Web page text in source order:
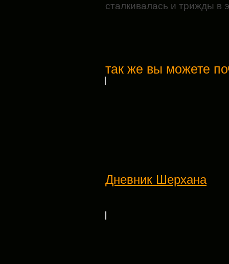
сталкивалась и трижды в
так же вы можете
Дневник Шерхана